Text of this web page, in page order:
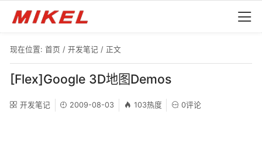
现在位置: 首页 / 开发笔记 / 正文
[Flex]Google 3D地图Demos
开发笔记 2009-08-03 103热度 0评论